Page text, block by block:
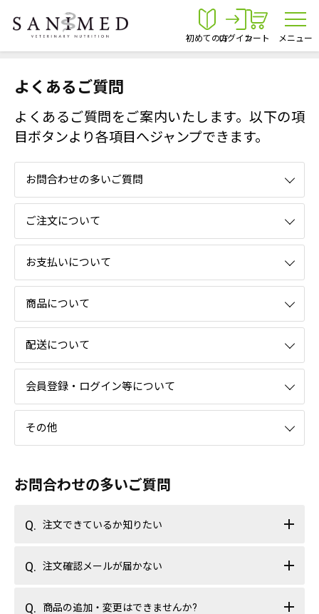
初めての方ログインカート メニュー
よくあるご質問
よくあるご質問をご案内いたします。以下の項
目ボタンより各項目へジャンプできます。
お問合わせの多いご質問
ご注文について
お支払いについて
商品について
配送について
会員登録・ログイン等について
その他
お問合わせの多いご質問
注文できているか知りたい
注文確認メールが届かない
商品の追加・変更はできませんか?